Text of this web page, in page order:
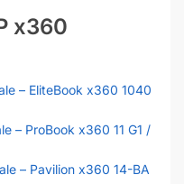
x360
– EliteBook x360 1040
– ProBook x360 11 G1 /
– Pavilion x360 14-BA